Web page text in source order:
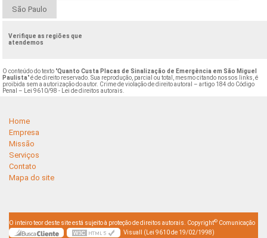
São Paulo
Verifique as regiões que
atendemos
O conteúdo do texto "Quanto Custa Placas de Sinalização de Emergência em São Miguel
Paulista" é de direito reservado. Sua reprodução, parcial ou total, mesmo citando nossos links, é
proibida sem a autorização do autor. Crime de violação de direito autoral – artigo 184 do Código
Penal –
Lei 9610/98 - Lei de direitos autorais
Home
Empresa
Missão
Serviços
Contato
Mapa do site
O inteiro teor deste site está sujeito à proteção de direitos autorais. Copyright© Comunicação
Visuall (Lei 9610 de 19/02/1998)